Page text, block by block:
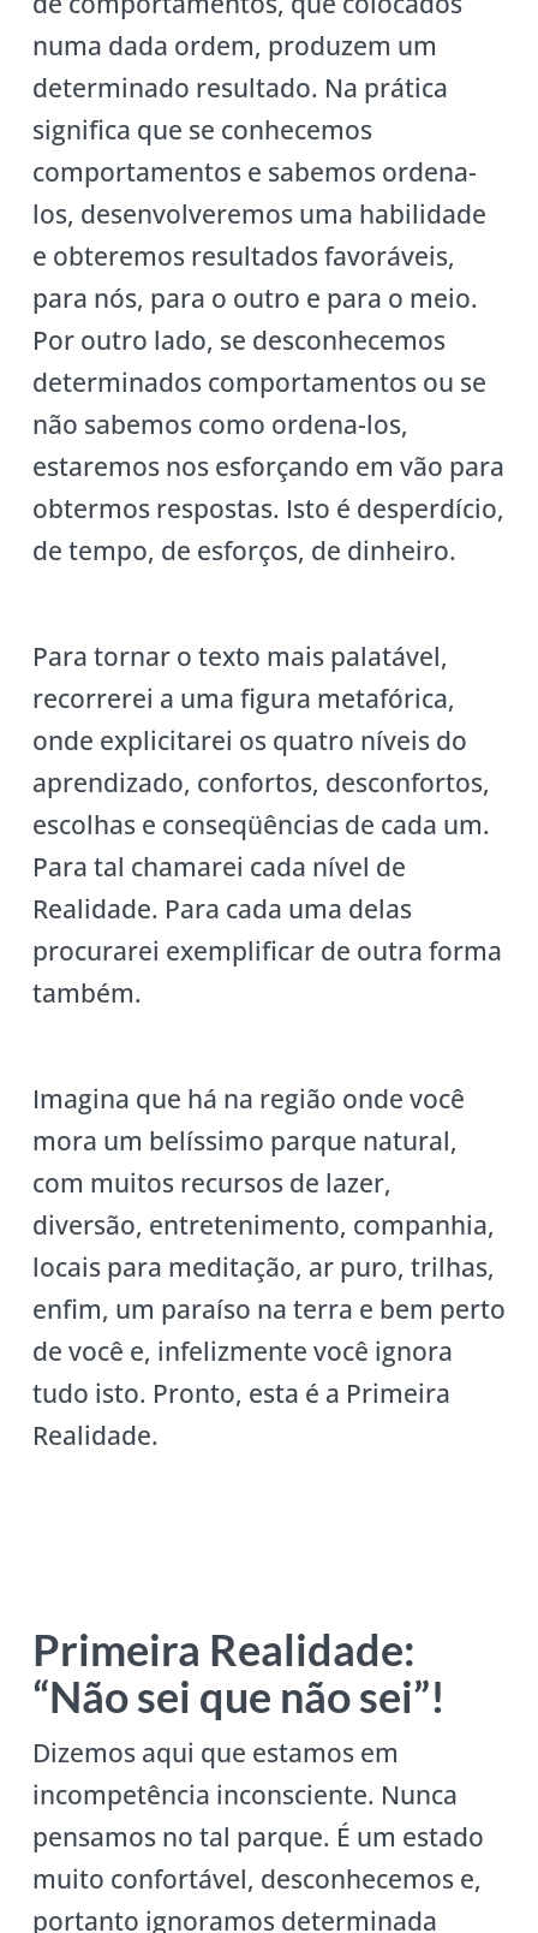
numa dada ordem, produzem um
determinado resultado. Na prática
significa que se conhecemos
comportamentos e sabemos ordena-
los, desenvolveremos uma habilidade
e obteremos resultados favoráveis,
para nós, para o outro e para o meio.
Por outro lado, se desconhecemos
determinados comportamentos ou se
não sabemos como ordena-los,
estaremos nos esforçando em vão para
obtermos respostas. Isto é desperdício,
de tempo, de esforços, de dinheiro.
Para tornar o texto mais palatável,
recorrerei a uma figura metafórica,
onde explicitarei os quatro níveis do
aprendizado, confortos, desconfortos,
escolhas e conseqüências de cada um.
Para tal chamarei cada nível de
Realidade. Para cada uma delas
procurarei exemplificar de outra forma
também.
Imagina que há na região onde você
mora um belíssimo parque natural,
com muitos recursos de lazer,
diversão, entretenimento, companhia,
locais para meditação, ar puro, trilhas,
enfim, um paraíso na terra e bem perto
de você e, infelizmente você ignora
tudo isto. Pronto, esta é a Primeira
Realidade.
Primeira Realidade:
“Não sei que não sei”!
Dizemos aqui que estamos em
incompetência inconsciente. Nunca
pensamos no tal parque. É um estado
muito confortável, desconhecemos e,
portanto ignoramos determinada